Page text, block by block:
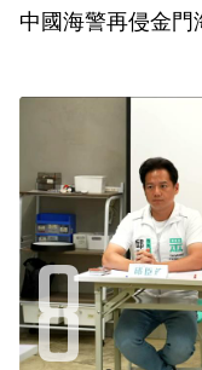
中國海警再侵金